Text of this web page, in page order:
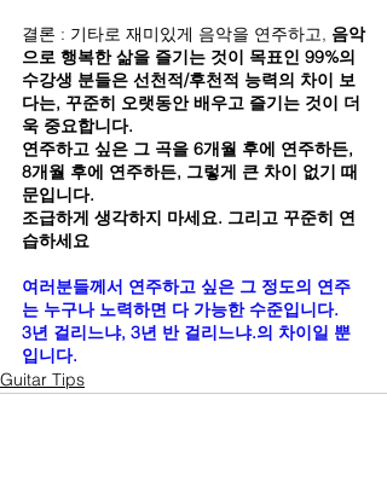
결론 : 기타로 재미있게 음악을 연주하고, 음악
으로 행복한 삶을 즐기는 것이 목표인 99%의
수강생 분들은 선천적/후천적 능력의 차이 보
다는, 꾸준히 오랫동안 배우고 즐기는 것이 더
욱 중요합니다.
연주하고 싶은 그 곡을 6개월 후에 연주하든,
8개월 후에 연주하든, 그렇게 큰 차이 없기 때
문입니다.
조급하게 생각하지 마세요. 그리고 꾸준히 연
습하세요
여러분들께서 연주하고 싶은 그 정도의 연주
는 누구나 노력하면 다 가능한 수준입니다.
3년 걸리느냐, 3년 반 걸리느냐.의 차이일 뿐
입니다.
Guitar Tips